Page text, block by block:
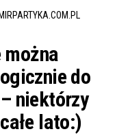
można
do
niektórzy
lato:)